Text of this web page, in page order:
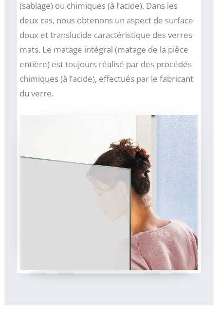
(sablage) ou chimiques (à l’acide). Dans les
deux cas, nous obtenons un aspect de surface
doux et translucide caractéristique des verres
mats. Le matage intégral (matage de la pièce
entière) est toujours réalisé par des procédés
chimiques (à l’acide), effectués par le fabricant
du verre.